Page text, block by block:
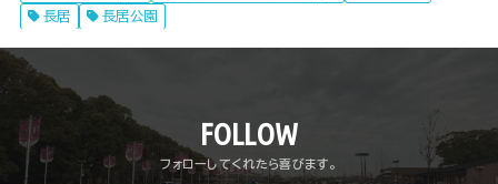
長居
長居公園
FOLLOW